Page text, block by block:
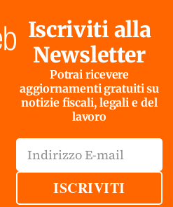
Iscriviti alla
Newsletter
Potrai ricevere
aggiornamenti gratuiti su
notizie fiscali, legali e del
lavoro
ISCRIVITI